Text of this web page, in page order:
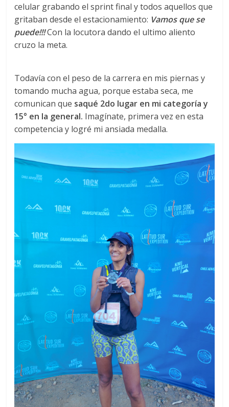
celular grabando el sprint final y todos aquellos que
gritaban desde el estacionamiento: Vamos que se
puede!!!Con la locutora dando el ultimo aliento
cruzo la meta.
Todavía con el peso de la carrera en mis piernas y
tomando mucha agua, porque estaba seca, me
comunican que saqué 2do lugar en mi categoría y
15° en la general. Imagínate, primera vez en esta
competencia y logré mi ansiada medalla.